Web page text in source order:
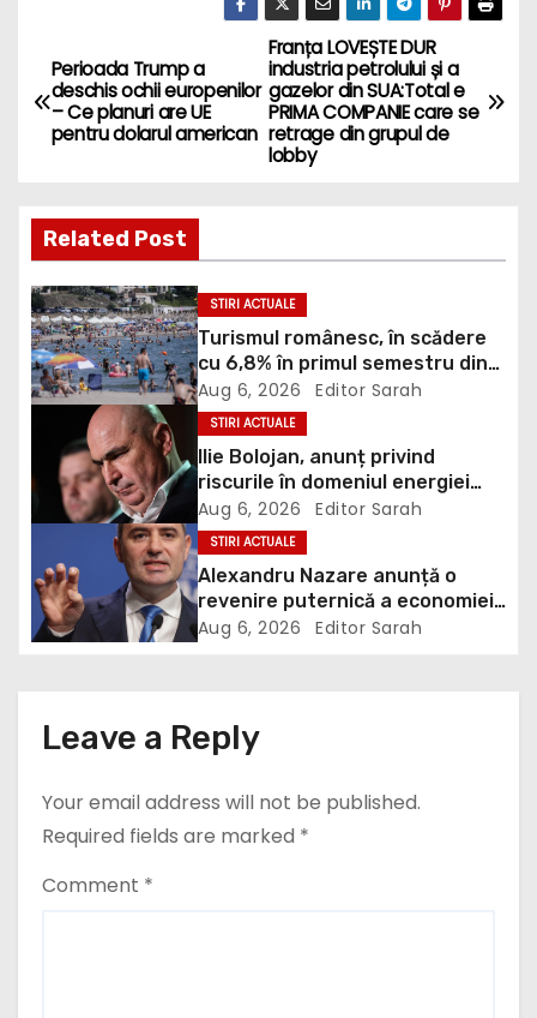
P
o
t
n
a
v
i
g
a
t
i
n
Franța LOVEȘTE DUR
industria petrolului și a
gazelor din SUA:Total e
PRIMA COMPANIE care se
retrage din grupul de
lobby
Perioada Trump a
deschis ochii europenilor
– Ce planuri are UE
pentru dolarul american
Related Post
STIRI ACTUALE
Turismul românesc, în scădere
cu 6,8% în primul semestru din
2026
Aug 6, 2026 Editor Sarah
STIRI ACTUALE
Ilie Bolojan, anunț privind
riscurile în domeniul energiei
electrice. Ce a decis Guvernul
Aug 6, 2026 Editor Sarah
STIRI ACTUALE
Alexandru Nazare anunță o
revenire puternică a economiei
în 2027: Inflația va scădea,
Aug 6, 2026 Editor Sarah
Leave a Reply
Your email address will not be published.
Required fields are marked *
Comment *